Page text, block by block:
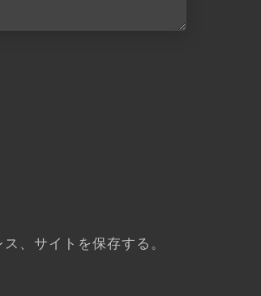
、サイトを保存する。